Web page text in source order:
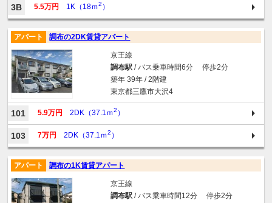
3B 5.5万円 1K（18ｍ2 ）
アパート 調布の2DK賃貸アパート
京王線
調布駅/ バス乗車時間6分 停歩2分
築年 39年 / 2階建
東京都三鷹市大沢4
101 5.9万円 2DK（37.1ｍ2 ）
103 7万円 2DK（37.1ｍ2 ）
アパート 調布の1K賃貸アパート
京王線
調布駅/ バス乗車時間12分 停歩2分